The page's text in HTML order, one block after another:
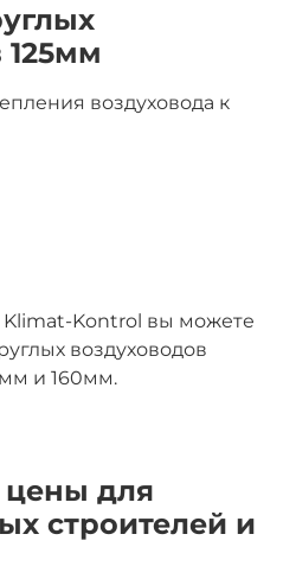
125мм
воздуховода к
Klimat-Kontrol вы можете
воздуховодов
и 160мм.
для
строителей и